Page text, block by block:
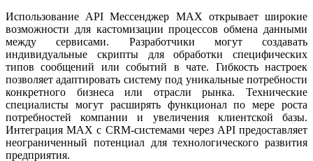
Использование API Мессенджер MAX открывает широкие
возможности для кастомизации процессов обмена данными
между сервисами. Разработчики могут создавать
индивидуальные скрипты для обработки специфических
типов сообщений или событий в чате. Гибкость настроек
позволяет адаптировать систему под уникальные потребности
конкретного бизнеса или отрасли рынка. Технические
специалисты могут расширять функционал по мере роста
потребностей компании и увеличения клиентской базы.
Интеграция MAX с CRM-системами через API предоставляет
неограниченный потенциал для технологического развития
предприятия.